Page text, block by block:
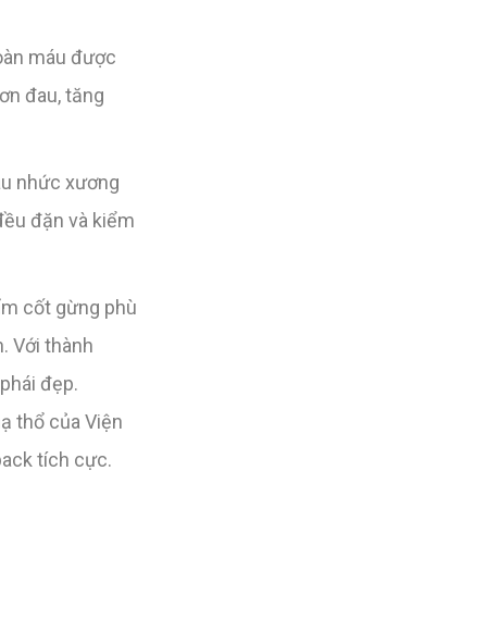
máu được
đau, tăng
nhức xương
đặn và kiểm
cốt gừng phù
Với thành
đẹp.
thổ của Viện
tích cực.